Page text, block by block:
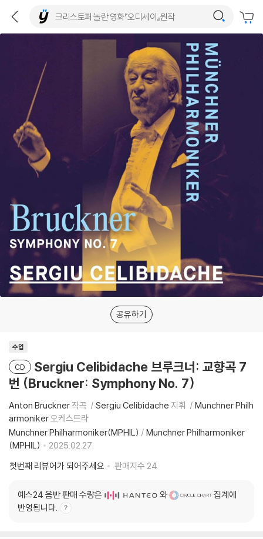
공유하기
수입
CD
Sergiu Celibidache 브루크너: 교향곡 7
번 (Bruckner: Symphony No. 7)
Anton Bruckner 작곡 Sergiu Celibidache 지휘
Munchner Philh
armoniker오케스트라
Munchner Philharmoniker(MPHIL) / Munchner Philharmoniker
(MPHIL)
2025.02.27.
첫번째 리뷰어가 되어주세요
판매지수 24
예스24 음반 판매 수량은 와
집계에
반영됩니다.